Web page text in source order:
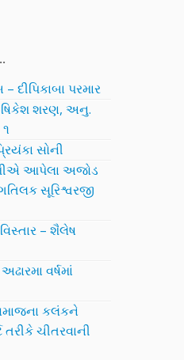
દીપિકાબા પરમાર
શરણ, અનુ.
સોની
આપેલા અજોડ
સૂરિશ્વરજી
– શૈલેષ
વર્ષમાં
કલંકને
ચીતરવાની